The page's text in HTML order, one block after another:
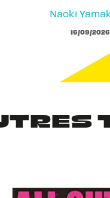
Naoki
16/09/2026